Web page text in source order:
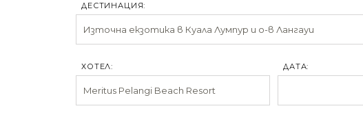
ДЕСТИНАЦИЯ:
ХОТЕЛ: ДАТА: